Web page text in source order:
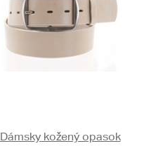
Dámsky kožený opasok